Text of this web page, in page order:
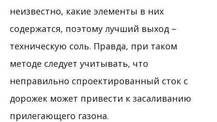
неизвестно, какие элементы в них
содержатся, поэтому лучший выход –
техническую соль. Правда, при таком
методе следует учитывать, что
неправильно спроектированный сток с
дорожек может привести к засаливанию
прилегающего газона.